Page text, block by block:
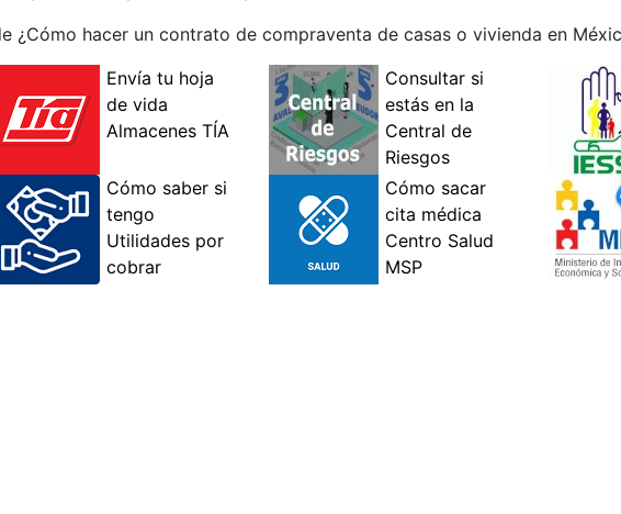
¿Cómo hacer un contrato de compraventa de casas o vivienda en